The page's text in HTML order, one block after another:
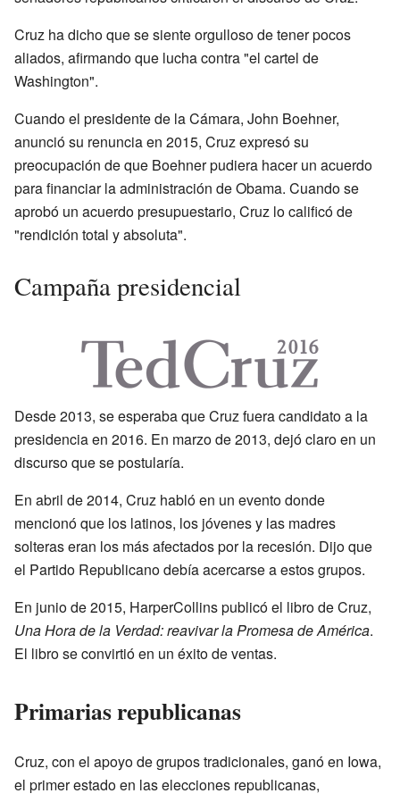
Cruz ha dicho que se siente orgulloso de tener pocos
aliados, afirmando que lucha contra "el cartel de
Washington".
Cuando el presidente de la Cámara, John Boehner,
anunció su renuncia en 2015, Cruz expresó su
preocupación de que Boehner pudiera hacer un acuerdo
para financiar la administración de Obama. Cuando se
aprobó un acuerdo presupuestario, Cruz lo calificó de
"rendición total y absoluta".
Campaña presidencial
Desde 2013, se esperaba que Cruz fuera candidato a la
presidencia en 2016. En marzo de 2013, dejó claro en un
discurso que se postularía.
En abril de 2014, Cruz habló en un evento donde
mencionó que los latinos, los jóvenes y las madres
solteras eran los más afectados por la recesión. Dijo que
el Partido Republicano debía acercarse a estos grupos.
En junio de 2015, HarperCollins publicó el libro de Cruz,
Una Hora de la Verdad: reavivar la Promesa de América.
El libro se convirtió en un éxito de ventas.
Primarias republicanas
Cruz, con el apoyo de grupos tradicionales, ganó en Iowa,
el primer estado en las elecciones republicanas,